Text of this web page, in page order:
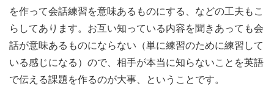
を作って会話練習を意味あるものにする、などの工夫もこ
らしてあります。お互い知っている内容を聞きあっても会
話が意味あるものにならない（単に練習のために練習して
いる感じになる）ので、相手が本当に知らないことを英語
で伝える課題を作るのが大事、ということです。